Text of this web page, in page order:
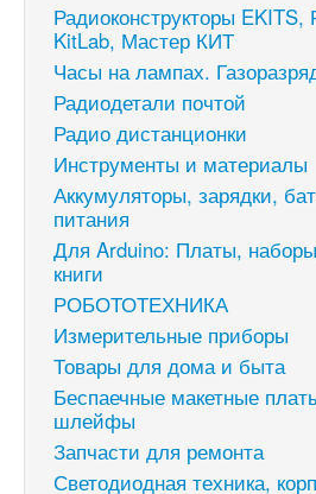
Радиоконструкторы
KitLab, Мастер КИТ
Часы на лампах.
Радиодетали почтой
Радио дистанционки
Инструменты и материалы
Аккумуляторы, зарядки,
питания
Для Arduino: Платы,
книги
РОБОТОТЕХНИКА
Измерительные приборы
Товары для дома и быта
Беспаечные макетные
шлейфы
Запчасти для ремонта
Светодиодная техника,